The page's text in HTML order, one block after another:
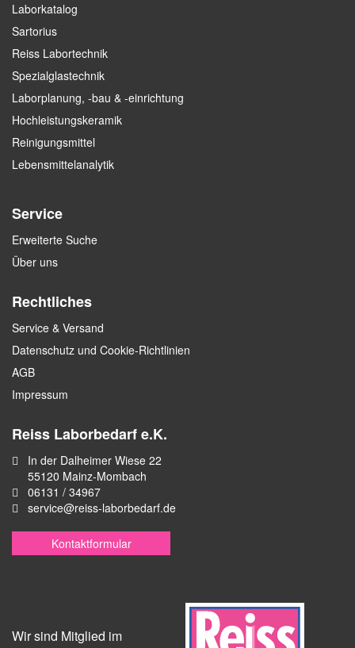
Laborkatalog
Sartorius
Reiss Labortechnik
Spezialglastechnik
Laborplanung, -bau & -einrichtung
Hochleistungskeramik
Reinigungsmittel
Lebensmittelanalytik
Service
Erweiterte Suche
Über uns
Rechtliches
Service & Versand
Datenschutz und Cookie-Richtlinien
AGB
Impressum
Reiss Laborbedarf e.K.
In der Dalheimer Wiese 22
55120 Mainz-Mombach
06131 / 34967
service@reiss-laborbedarf.de
Kontaktformular
Wir sind Mitglied im